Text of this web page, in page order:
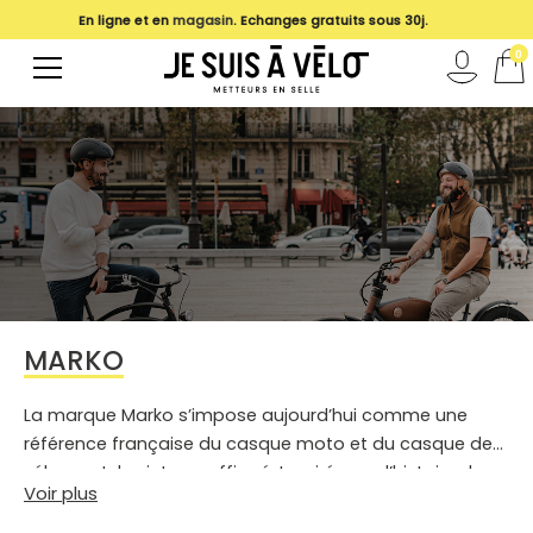
MARKO
La marque Marko s’impose aujourd’hui comme une
référence française du casque moto et du casque de
vélo au style vintage affirmé. Inspirée par l’histoire du
sport mécanique et l’énergie de Paris, chaque casque
Voir plus
En ligne et enmagasin. Echanges gratuits sous 30j.
0